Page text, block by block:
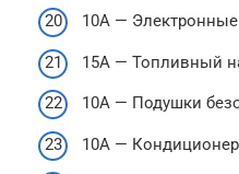
10А —
15А — Топливный
10А — Подушки
10А — Кондиционер